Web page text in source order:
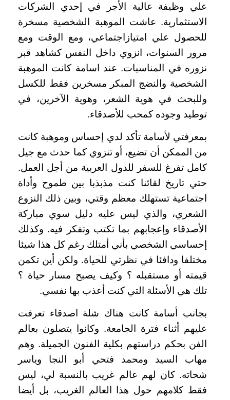
علي وظيفة عالية الأجر في إحدي الشركات
الاستثمارية. عاشت الموهبة الشخصية مسخرة
للحصول علي امتيازاجتماعي، ومع الوقت ومع
مرور السنوات، انزوي داخل النفس كشاهد قبر
نزوره في المناسبات. عند اسامة كانت الموهبة
الشخصية والنضج المبكر مسخرين فقط للكسل
وللبحث في هوية الشعر، وهوية الآخرين، في
توطيد وجوده كمحب للأصدقاء.
بمعرفتي لأسامة تأكد لدي إحساس وموهبة كانت
من الممكن أن تضيع، أو تنزوي كما حدث مع جيل
كامل تفرغ للسفر للدول العربية من أجل العمل.
حتي تاريخ لقائنا كنت مذبذبا بين طموح وأداة
اجتماعية تستهلك معظم وقتي، وبين ذلك النزوع
الشعري، والذي ليس عليه دليل سوي مباركة
الأصدقاء وإعجابهم بما تكتب وتفكر فيه. وكذلك
إحساسي الشخصي بأني أمتلك رغم كل هذا شيئا
مختلفا ودافئا في نظرتي للحياة. ولكن أين تكمن
قيمته أو مستقبله ؟ وكيف يصبح مسار حياة ؟
تلك هي الأسئلة التي كنت أعذب بها نفسي.
بجانب أسامة كانت هناك شلة اصدقاء تعرفت
عليهم أثناء فترة الجامعة. وكانوا يتصلون بعالم
الفن بحكم دراستهم بكلية الفنون الجميلة. وهم
مهاب السيد ومحمد فتحي أبو النجا وياسر
شحاته. كان لهم عالم غريب بالنسبة لي، ليس
فقط كلامهم حول هذا العالم الغريب، بل أيضا